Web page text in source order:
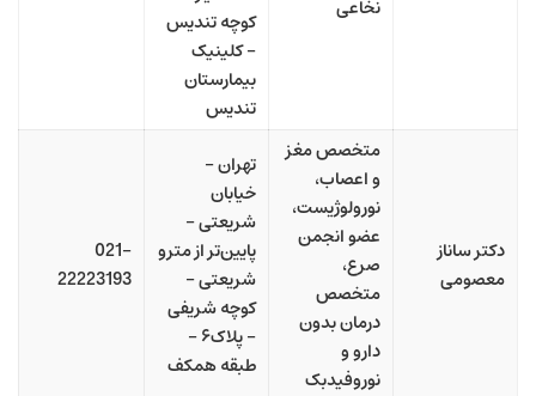
نخاعی
کوچه تندیس
– کلینیک
بیمارستان
تندیس
دکتر ساناز
معصومی
متخصص مغز
و اعصاب،
نورولوژیست،
عضو انجمن
صرع،
متخصص
درمان بدون
دارو و
نوروفیدبک
تهران –
خیابان
شریعتی –
پایین‌تر از مترو
شریعتی –
کوچه شریفی
– پلاک۶ –
طبقه همکف
021-
22223193